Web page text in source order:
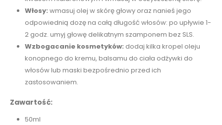
Włosy: wmasuj olej w skórę głowy oraz nanieś jego
odpowiednią dozę na całą długość włosów: po upływie 1-
2 godz. umyj głowę delikatnym szamponem bez SLS.
Wzbogacanie kosmetyków: dodaj kilka kropel oleju
konopnego do kremu, balsamu do ciała odżywki do
włosów lub maski bezpośrednio przed ich
zastosowaniem.
Zawartość:
50ml